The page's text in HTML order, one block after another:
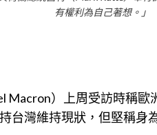
有權利為自己著想。」
Macron）上周受訪時稱
台灣維持現狀，但堅稱身